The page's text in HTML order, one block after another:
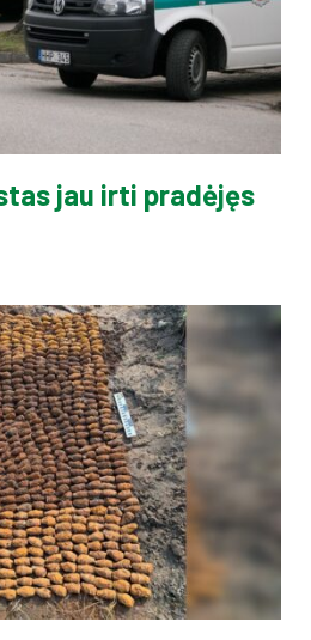
jau irti pradėjęs